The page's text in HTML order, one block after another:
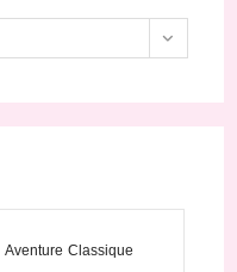
Aventure Classique